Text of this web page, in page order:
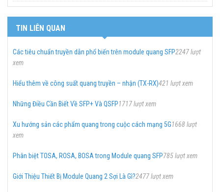
TIN LIÊN QUAN
Các tiêu chuẩn truyền dẫn phổ biến trên module quang SFP2247 lượt
xem
Hiểu thêm về công suất quang truyền – nhận (TX-RX)421 lượt xem
Những Điều Cần Biết Về SFP+ Và QSFP1717 lượt xem
Xu hướng sản các phẩm quang trong cuộc cách mạng 5G1668 lượt
xem
Phân biệt TOSA, ROSA, BOSA trong Module quang SFP785 lượt xem
Giới Thiệu Thiết Bị Module Quang 2 Sợi Là Gì?2477 lượt xem